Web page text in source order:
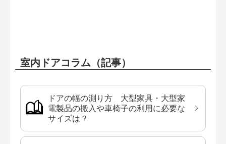
室内ドアコラム（記事）
ドアの幅の測り方 大型家具・大型家
電製品の搬入や車椅子の利用に必要な
サイズは？